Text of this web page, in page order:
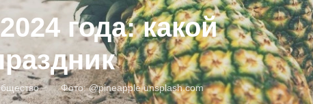
года: какой
Фото:@pineappleunsplash.com